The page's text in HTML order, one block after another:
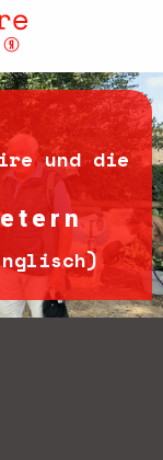
und die